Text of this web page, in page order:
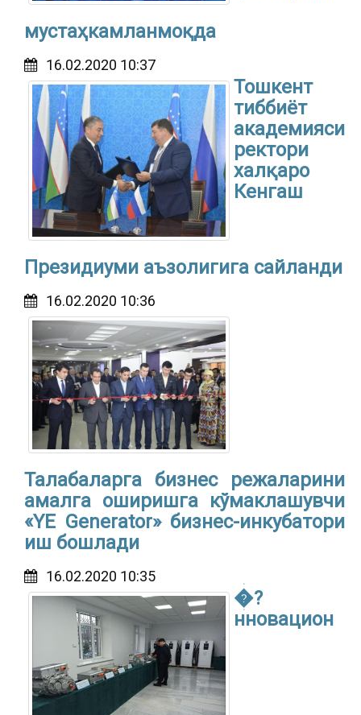
мустаҳкамланмоқда
16.02.2020 10:37
Тошкент
тиббиёт
академияси
ректори
халқаро
Кенгаш
Президиуми аъзолигига сайланди
16.02.2020 10:36
Талабаларга бизнес режаларини
амалга оширишга кўмаклашувчи
«YE Generator» бизнес-инкубатори
иш бошлади
16.02.2020 10:35
�?
нновацион